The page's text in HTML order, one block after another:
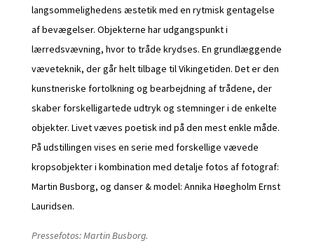
langsommelighedens æstetik med en rytmisk gentagelse
af bevægelser. Objekterne har udgangspunkt i
lærredsvævning, hvor to tråde krydses. En grundlæggende
væveteknik, der går helt tilbage til Vikingetiden. Det er den
kunstneriske fortolkning og bearbejdning af trådene, der
skaber forskelligartede udtryk og stemninger i de enkelte
objekter. Livet væves poetisk ind på den mest enkle måde.
På udstillingen vises en serie med forskellige vævede
kropsobjekter i kombination med detalje fotos af fotograf:
Martin Busborg, og danser & model: Annika Høegholm Ernst
Lauridsen.
Pressefotos: Martin Busborg.